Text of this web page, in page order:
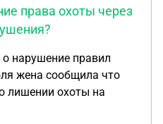
права охоты через
нарушение правил
жена сообщила что
лишении охоты на